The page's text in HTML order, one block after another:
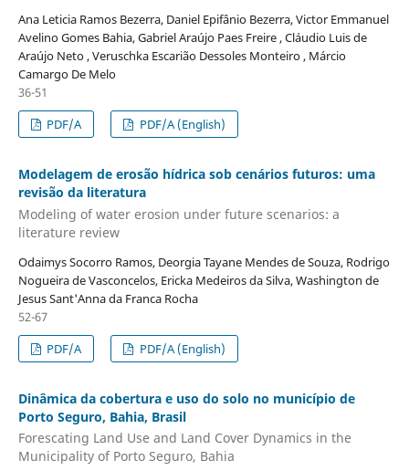
Ana Leticia Ramos Bezerra, Daniel Epifânio Bezerra, Victor Emmanuel
Avelino Gomes Bahia, Gabriel Araújo Paes Freire , Cláudio Luis de
Araújo Neto , Veruschka Escarião Dessoles Monteiro , Márcio
Camargo De Melo
36-51
PDF/A
PDF/A (English)
Modelagem de erosão hídrica sob cenários futuros: uma
revisão da literatura
Modeling of water erosion under future scenarios: a
literature review
Odaimys Socorro Ramos, Deorgia Tayane Mendes de Souza, Rodrigo
Nogueira de Vasconcelos, Ericka Medeiros da Silva, Washington de
Jesus Sant'Anna da Franca Rocha
52-67
PDF/A
PDF/A (English)
Dinâmica da cobertura e uso do solo no município de
Porto Seguro, Bahia, Brasil
Forescating Land Use and Land Cover Dynamics in the
Municipality of Porto Seguro, Bahia